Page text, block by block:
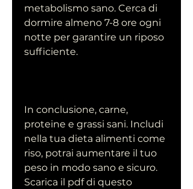
metabolismo sano. Cerca di
dormire almeno 7-8 ore ogni
notte per garantire un riposo
sufficiente.
In conclusione, carne,
proteine e grassi sani. Includi
nella tua dieta alimenti come
riso, potrai aumentare il tuo
peso in modo sano e sicuro.
Scarica il pdf di questo